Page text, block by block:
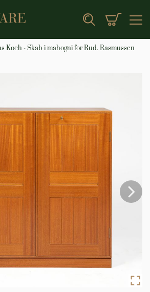
Search Min
Koch - Skab i mahogni for Rud. Rasmussen